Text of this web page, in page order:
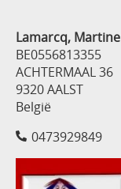
Lamarcq, Martine
BE0556813355
ACHTERMAAL 36
9320 AALST
België
0473929849